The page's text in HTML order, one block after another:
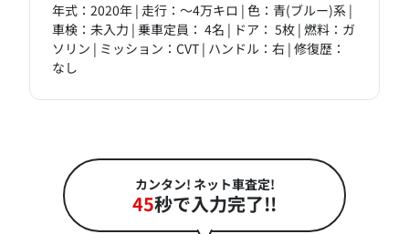
年式：2020年 | 走行：～4万キロ | 色：青(ブルー)系 |
車検：未入力 | 乗車定員： 4名 | ドア： 5枚 | 燃料：ガ
ソリン | ミッション：CVT | ハンドル：右 | 修復歴：
なし
カンタン! ネット車査定!
45秒で入力完了!!